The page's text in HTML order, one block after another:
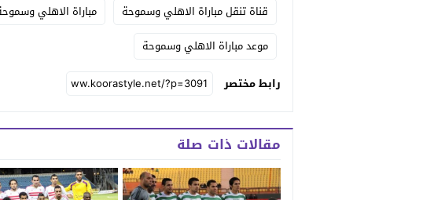
قناة تنقل مباراة الاهلي وسموحة
مباراة الاهلي
موعد مباراة الاهلي وسموحة
رابط مختصر
مقالات ذات صلة